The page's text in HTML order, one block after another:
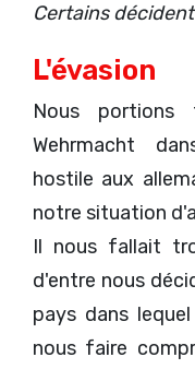
Certains
L'évasion
Nous portions
Wehrmacht
hostile aux
notre situation
Il nous fallait
d'entre nous
pays dans
nous faire